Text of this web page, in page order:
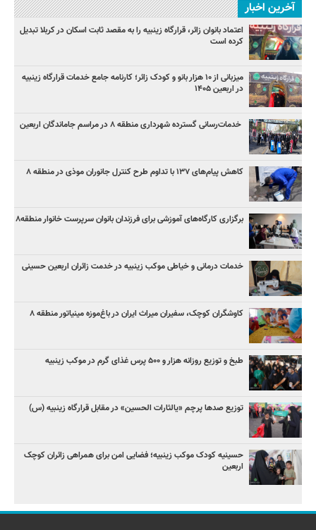
آخرین اخبار
اعتماد بانوان زائر، قرارگاه زینبیه را به مقصد ثابت اسکان در کربلا تبدیل
کرده است
میزبانی از ۱۰ هزار بانو و کودک زائر؛ کارنامه جامع خدمات قرارگاه زینبیه
در اربعین ۱۴۰۵
خدمات‌رسانی گسترده شهرداری منطقه ۸ در مراسم جاماندگان اربعین
کاهش پیام‌های ۱۳۷ با تداوم طرح کنترل جانوران موذی در منطقه ۸
برگزاری کارگاه‌های آموزشی برای فرزندان بانوان سرپرست خانوار منطقه۸
خدمات درمانی و خیاطی موکب زینبیه در خدمت زائران اربعین حسینی
کاوشگران کوچک، سفیران میراث ایران در باغ‌موزه مینیاتور منطقه ۸
طبخ و توزیع روزانه هزار و ۵۰۰ پرس غذای گرم در موکب زینبیه
توزیع صدها پرچم «یالثارات الحسین» در مقابل قرارگاه زینبیه (س)
حسینیه کودک موکب زینبیه؛ فضایی امن برای همراهی زائران کوچک
اربعین